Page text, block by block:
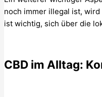
noch immer illegal ist,
ist wichtig, sich über die
CBD im Alltag: